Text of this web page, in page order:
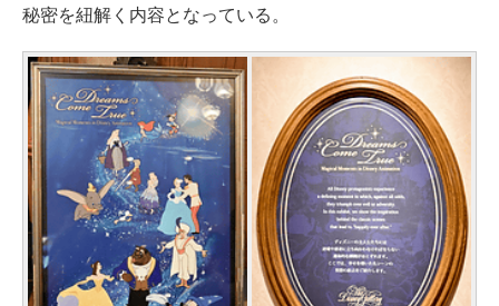
秘密を紐解く内容となっている。